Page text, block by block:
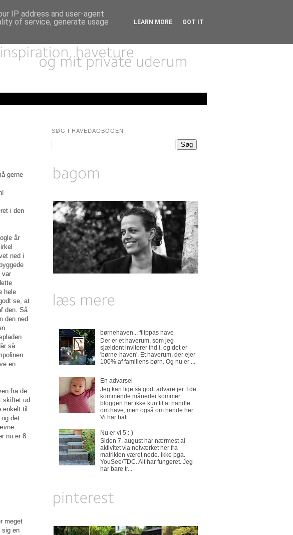
gerne
i den
år
ned i
var
hele
se, at
den. Så
den ned
så
en
fra de
skiftet ud
enkelt til
det
nu er 8
meget
sig en
SØG I HAVEDAGBOGEN
børnehaven... filippas have
Der er et haverum, som jeg
sjældent inviterer ind i, og det er
'børne-haven'. Et haverum, der ejer
100% af familiens børn. Og nu er ...
En advarsel
Jeg kan lige så godt advare jer. I de
kommende måneder kommer
bloggen her ikke kun til at handle
om have, men også om hende her.
Vi har haft...
Nu er vi 5 :-)
Siden 7. august har nærmest al
aktivitet via netværket her fra
matriklen været nede. Ikke pga.
YouSee/TDC. Alt har fungeret. Jeg
har bare tr...
IP address and user-agent
of service, generate usage
LEARN MORE GOT IT